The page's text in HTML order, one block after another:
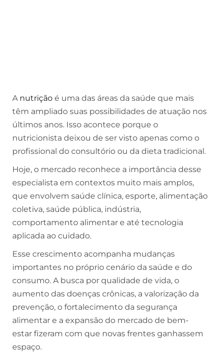
A nutrição é uma das áreas da saúde que mais
têm ampliado suas possibilidades de atuação nos
últimos anos. Isso acontece porque o
nutricionista deixou de ser visto apenas como o
profissional do consultório ou da dieta tradicional.
Hoje, o mercado reconhece a importância desse
especialista em contextos muito mais amplos,
que envolvem saúde clínica, esporte, alimentação
coletiva, saúde pública, indústria,
comportamento alimentar e até tecnologia
aplicada ao cuidado.
Esse crescimento acompanha mudanças
importantes no próprio cenário da saúde e do
consumo. A busca por qualidade de vida, o
aumento das doenças crônicas, a valorização da
prevenção, o fortalecimento da segurança
alimentar e a expansão do mercado de bem-
estar fizeram com que novas frentes ganhassem
espaço.